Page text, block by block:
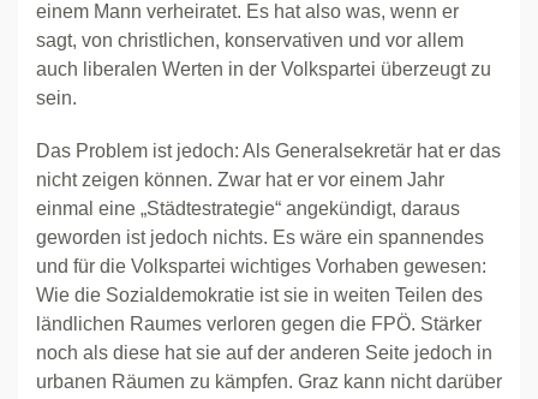
einem Mann verheiratet. Es hat also was, wenn er
sagt, von christlichen, konservativen und vor allem
auch liberalen Werten in der Volkspartei überzeugt zu
sein.
Das Problem ist jedoch: Als Generalsekretär hat er das
nicht zeigen können. Zwar hat er vor einem Jahr
einmal eine „Städtestrategie“ angekündigt, daraus
geworden ist jedoch nichts. Es wäre ein spannendes
und für die Volkspartei wichtiges Vorhaben gewesen:
Wie die Sozialdemokratie ist sie in weiten Teilen des
ländlichen Raumes verloren gegen die FPÖ. Stärker
noch als diese hat sie auf der anderen Seite jedoch in
urbanen Räumen zu kämpfen. Graz kann nicht darüber